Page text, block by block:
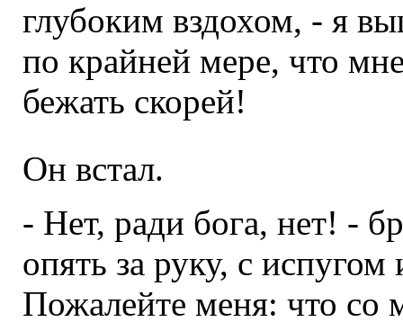
глубоким вздохом, - я
по крайней мере, что
бежать скорей!
Он встал.
- Нет, ради бога, нет! -
опять за руку, с
Пожалейте меня: что со